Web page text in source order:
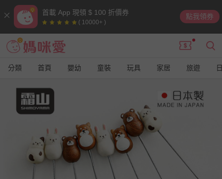
首載 App 現領 $ 100 折價券
( 10000+ )
點我領券
分類 首頁 嬰幼 童裝 玩具 家居 旅遊